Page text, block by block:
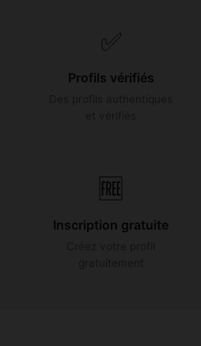
✅
Profils vérifiés
🆓
Inscription gratuite